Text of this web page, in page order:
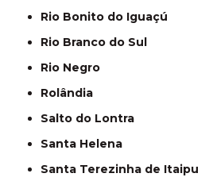
Rio Bonito do Iguaçú
Rio Branco do Sul
Rio Negro
Rolândia
Salto do Lontra
Santa Helena
Santa Terezinha de Itaipu